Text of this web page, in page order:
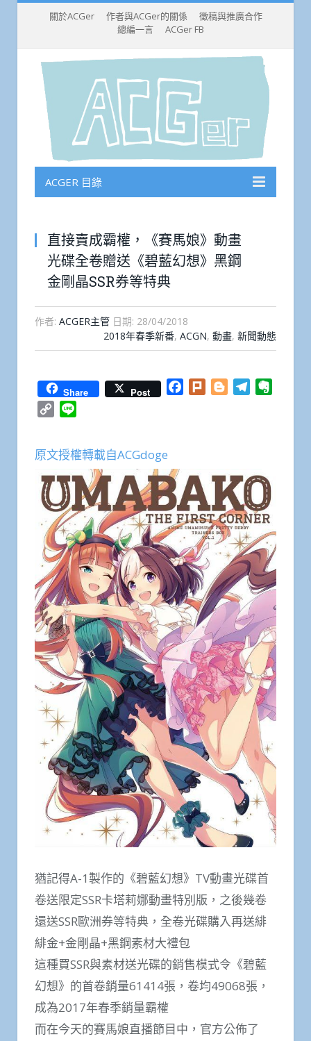
關於ACGer 作者與ACGer的關係
徵稿與推廣合作
總編一言
ACGer FB
ACGER 目錄
直接賣成霸權，《賽馬娘》動畫
光碟全卷贈送《碧藍幻想》黑鋼
金剛晶SSR券等特典
作者: ACGER主管 日期: 28/04/2018
2018年春季新番, ACGN, 動畫, 新聞動態
Share Post Facebook
Plurk BloggerTelegram
Copy
原文授權轉載自ACGdoge
猶記得A-1製作的《碧藍幻想》TV動畫光碟首
卷送限定SSR卡塔莉娜動畫特別版，之後幾卷
還送SSR歐洲券等特典，全卷光碟購入再送緋
緋金+金剛晶+黑鋼素材大禮包
這種買SSR與素材送光碟的銷售模式令《碧藍
幻想》的首卷銷量61414張，卷均49068張，
成為2017年春季銷量霸權
而在今天的賽馬娘直播節目中，官方公佈了